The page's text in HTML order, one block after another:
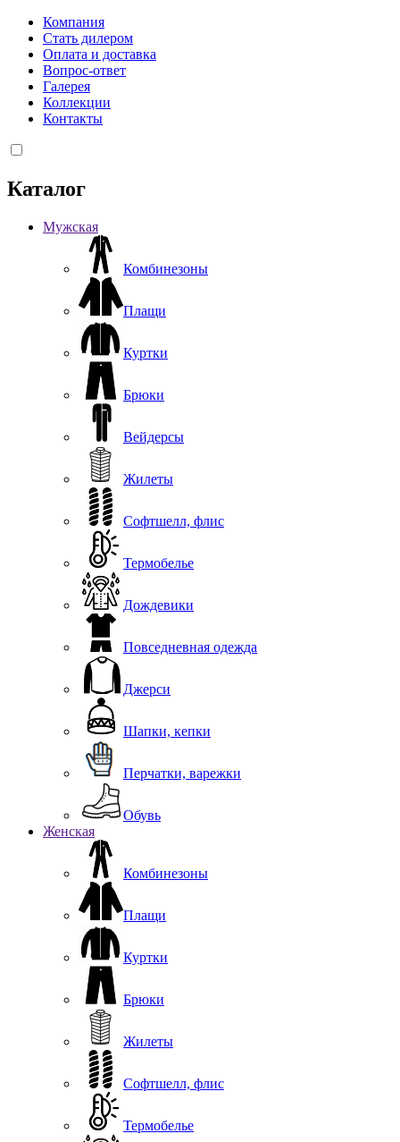
Компания
Стать дилером
Оплата и доставка
Вопрос-ответ
Галерея
Коллекции
Контакты
Каталог
Мужская
Комбинезоны
Плащи
Куртки
Брюки
Вейдерсы
Жилеты
Софтшелл, флис
Термобелье
Дождевики
Повседневная одежда
Джерси
Шапки, кепки
Перчатки, варежки
Обувь
Женская
Комбинезоны
Плащи
Куртки
Брюки
Жилеты
Софтшелл, флис
Термобелье